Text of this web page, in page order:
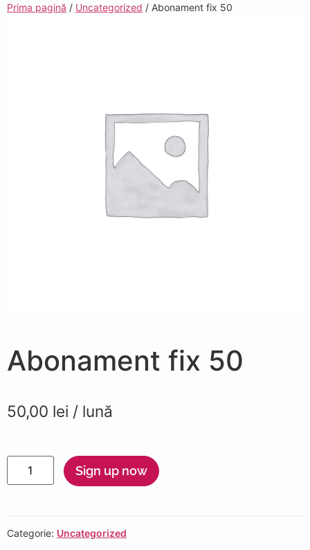
Prima pagină / Uncategorized / Abonament fix 50
Abonament fix 50
50,00 lei / lună
Sign up now
Categorie: Uncategorized